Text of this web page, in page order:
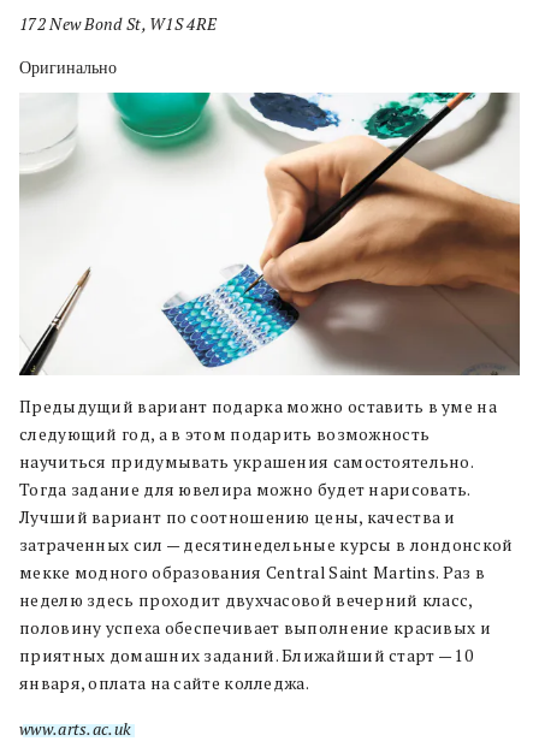
172 New Bond St, W1S 4RE
Оригинально
Предыдущий вариант подарка можно оставить в уме на
следующий год, а в этом подарить возможность
научиться придумывать украшения самостоятельно.
Тогда задание для ювелира можно будет нарисовать.
Лучший вариант по соотношению цены, качества и
затраченных сил — десятинедельные курсы в лондонской
мекке модного образования Central Saint Martins. Раз в
неделю здесь проходит двухчасовой вечерний класс,
половину успеха обеспечивает выполнение красивых и
приятных домашних заданий. Ближайший старт — 10
января, оплата на сайте колледжа.
www.arts.ac.uk